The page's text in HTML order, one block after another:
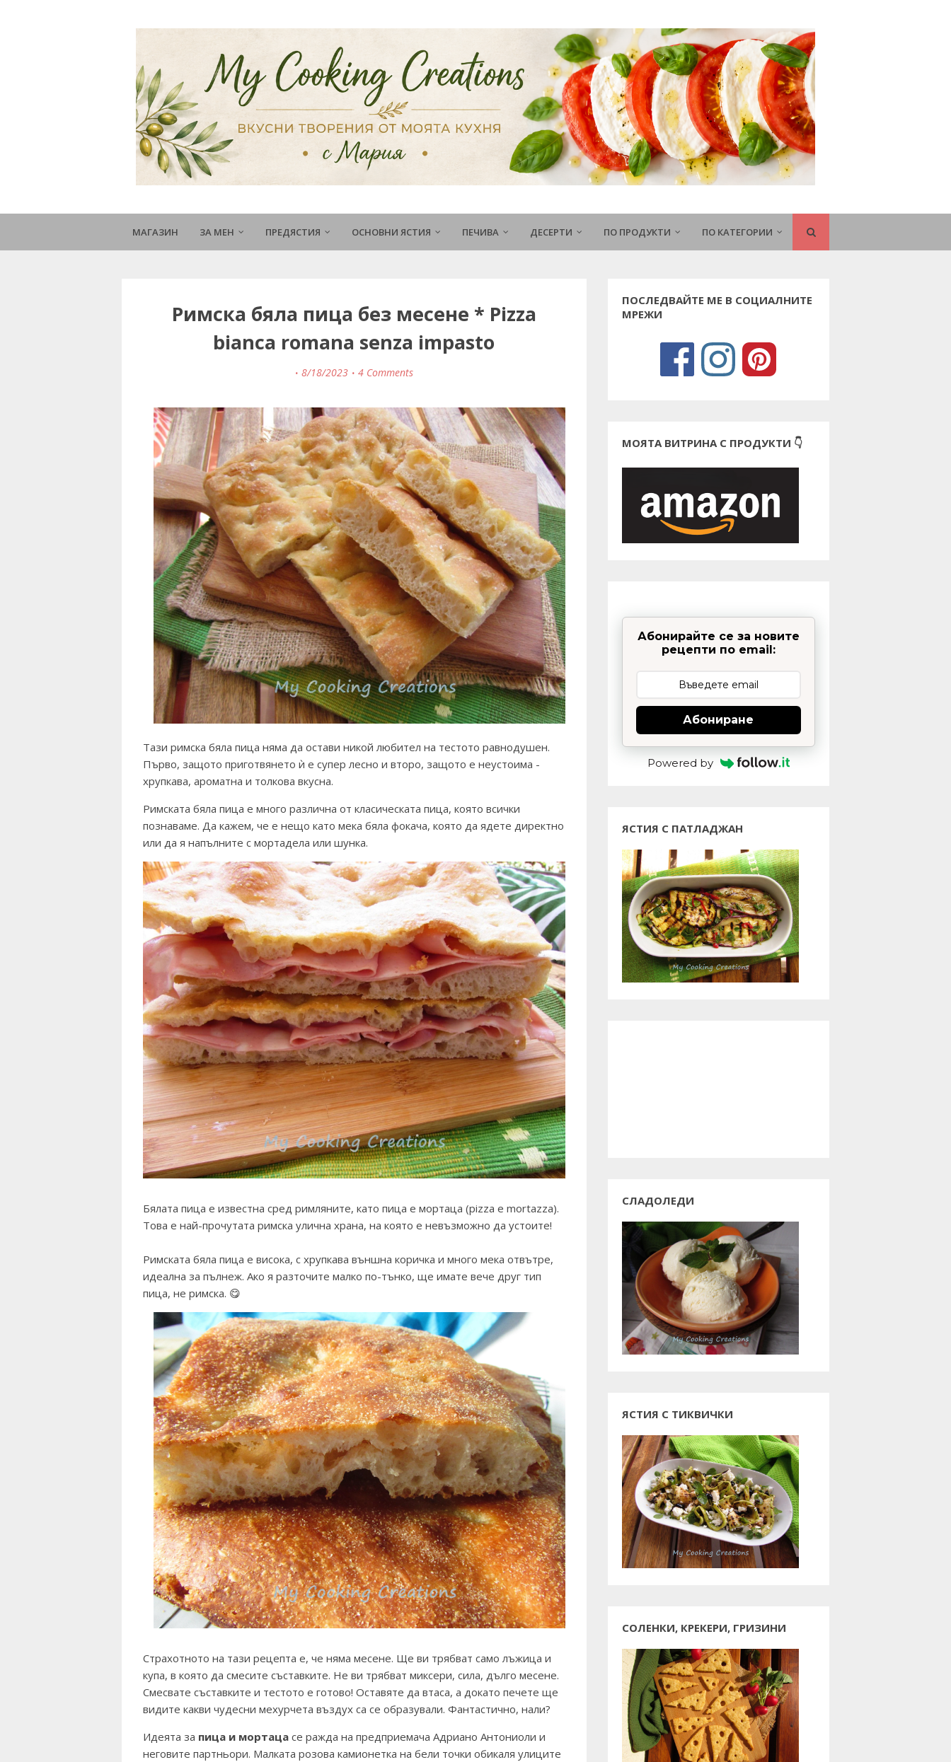
МАГАЗИН ЗА МЕН ПРЕДЯСТИЯ ОСНОВНИ ЯСТИЯ ПЕЧИВА ДЕСЕРТИ ПО ПРОДУКТИ ПО КАТЕГОРИИ
Римска бяла пица без месене * Pizza
bianca romana senza impasto
8/18/2023 4 Comments
Тази римска бяла пица няма да остави никой любител на тестото равнодушен.
Първо, защото приготвянето ѝ е супер лесно и второ, защото е неустоима -
хрупкава, ароматна и толкова вкусна.
Римската бяла пица е много различна от класическата пица, която всички
познаваме. Да кажем, че е нещо като мека бяла фокача, която да ядете директно
или да я напълните с мортадела или шунка.
Бялата пица е известна сред римляните, като пица е мортаца (pizza e mortazza).
Това е най-прочутата римска улична храна, на която е невъзможно да устоите!
Римската бяла пица е висока, с хрупкава външна коричка и много мека отвътре,
идеална за пълнеж. Ако я разточите малко по-тънко, ще имате вече друг тип
пица, не римска. 😋
Страхотното на тази рецепта е, че няма месене. Ще ви трябват само лъжица и
купа, в която да смесите съставките. Не ви трябват миксери, сила, дълго месене.
Смесвате съставките и тестото е готово! Оставяте да втаса, а докато печете ще
видите какви чудесни мехурчета въздух са се образували. Фантастично, нали?
Идеята за пица и мортаца се ражда на предприемача Адриано Антониоли и
неговите партньори. Малката розова камионетка на бели точки обикаля улиците
ПОСЛЕДВАЙТЕ МЕ В СОЦИАЛНИТЕ
МРЕЖИ
МОЯТА ВИТРИНА С ПРОДУКТИ 👇
Абонирайте се за новите
рецепти по email:
Абониране
Powered by
ЯСТИЯ С ПАТЛАДЖАН
СЛАДОЛЕДИ
ЯСТИЯ С ТИКВИЧКИ
СОЛЕНКИ, КРЕКЕРИ, ГРИЗИНИ